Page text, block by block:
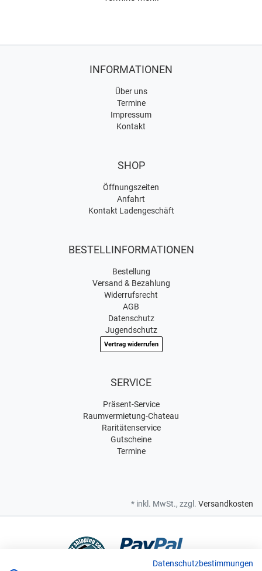
INFORMATIONEN
Über uns
Termine
Impressum
Kontakt
SHOP
Öffnungszeiten
Anfahrt
Kontakt Ladengeschäft
BESTELLINFORMATIONEN
Bestellung
Versand & Bezahlung
Widerrufsrecht
AGB
Datenschutz
Jugendschutz
Vertrag widerrufen
SERVICE
Präsent-Service
Raumvermietung-Chateau
Raritätenservice
Gutscheine
Termine
* inkl. MwSt., zzgl. Versandkosten
Datenschutzbestimmungen